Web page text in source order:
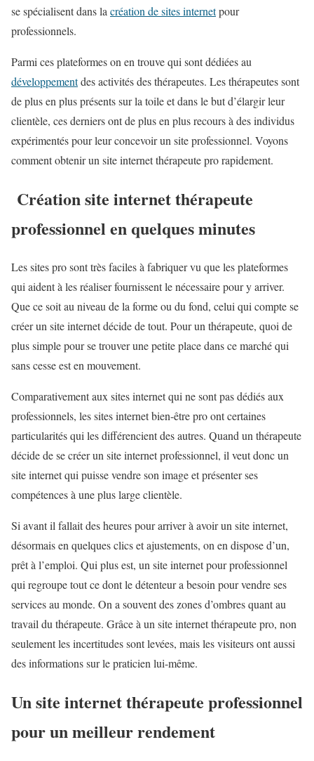
se spécialisent dans la création de sites internetpour
professionnels.
Parmi ces plateformes on en trouve qui sont dédiées au
développementdes activités des thérapeutes. Les thérapeutes sont
de plus en plus présents sur la toile et dans le but d’élargir leur
clientèle, ces derniers ont de plus en plus recours à des individus
expérimentés pour leur concevoir un site professionnel. Voyons
comment obtenir un site internet thérapeute pro rapidement.
Création site internet thérapeute
professionnel en quelques minutes
Les sites pro sont très faciles à fabriquer vu que les plateformes
qui aident à les réaliser fournissent le nécessaire pour y arriver.
Que ce soit au niveau de la forme ou du fond, celui qui compte se
créer un site internet décide de tout. Pour un thérapeute, quoi de
plus simple pour se trouver une petite place dans ce marché qui
sans cesse est en mouvement.
Comparativement aux sites internet qui ne sont pas dédiés aux
professionnels, les sites internet bien-être pro ont certaines
particularités qui les différencient des autres. Quand un thérapeute
décide de se créer un site internet professionnel, il veut donc un
site internet qui puisse vendre son image et présenter ses
compétences à une plus large clientèle.
Si avant il fallait des heures pour arriver à avoir un site internet,
désormais en quelques clics et ajustements, on en dispose d’un,
prêt à l’emploi. Qui plus est, un site internet pour professionnel
qui regroupe tout ce dont le détenteur a besoin pour vendre ses
services au monde. On a souvent des zones d’ombres quant au
travail du thérapeute. Grâce à un site internet thérapeute pro, non
seulement les incertitudes sont levées, mais les visiteurs ont aussi
des informations sur le praticien lui-même.
Un site internet thérapeute professionnel
pour un meilleur rendement